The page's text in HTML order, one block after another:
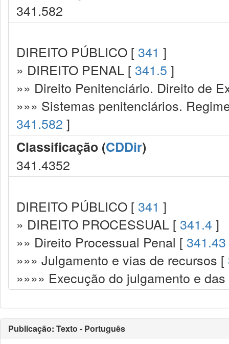
341.582
DIREITO PÚBLICO [ 341 ]
» DIREITO PENAL [ 341.5 ]
»» Direito Penitenciário. Direito de
»»» Sistemas penitenciários.
341.582 ]
Classificação (CDDir)
341.4352
DIREITO PÚBLICO [ 341 ]
» DIREITO PROCESSUAL [ 341.4 ]
»» Direito Processual Penal [ 341.43
»»» Julgamento e vias de recursos [
»»»» Execução do julgamento e
Publicação: Texto - Português